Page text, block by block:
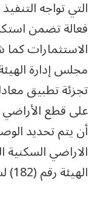
التي تواجه
فعالة تضمن
الاستثمارات
تجزئة تطبيق
على قطع
أن يتم تحديد
الاراضي السكنية
الهيئة رقم (182) لسنة 2023 .